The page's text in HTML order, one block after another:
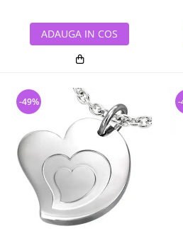
ADAUGA IN COS
-49% -